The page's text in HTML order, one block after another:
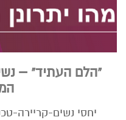
"הלם העתיד" –
יחסי נשים-קריירה-